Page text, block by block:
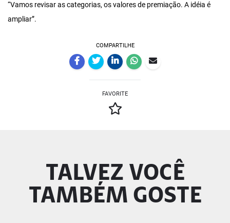
“Vamos revisar as categorias, os valores de premiação. A idéia é
ampliar”.
COMPARTILHE
FAVORITE
TALVEZ VOCÊ
TAMBÉM GOSTE